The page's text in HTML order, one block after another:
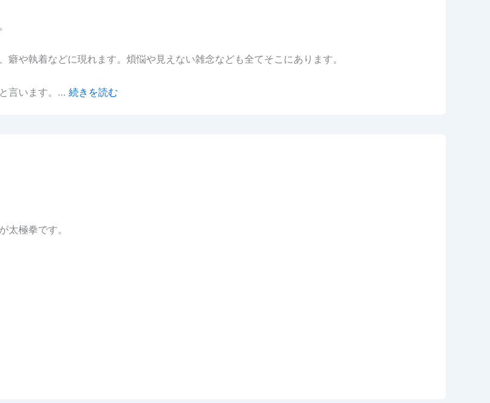
や執着などに現れます。煩悩や見えない雑念なども全てそこにあります。
言います。… 続きを読む
太極拳です。